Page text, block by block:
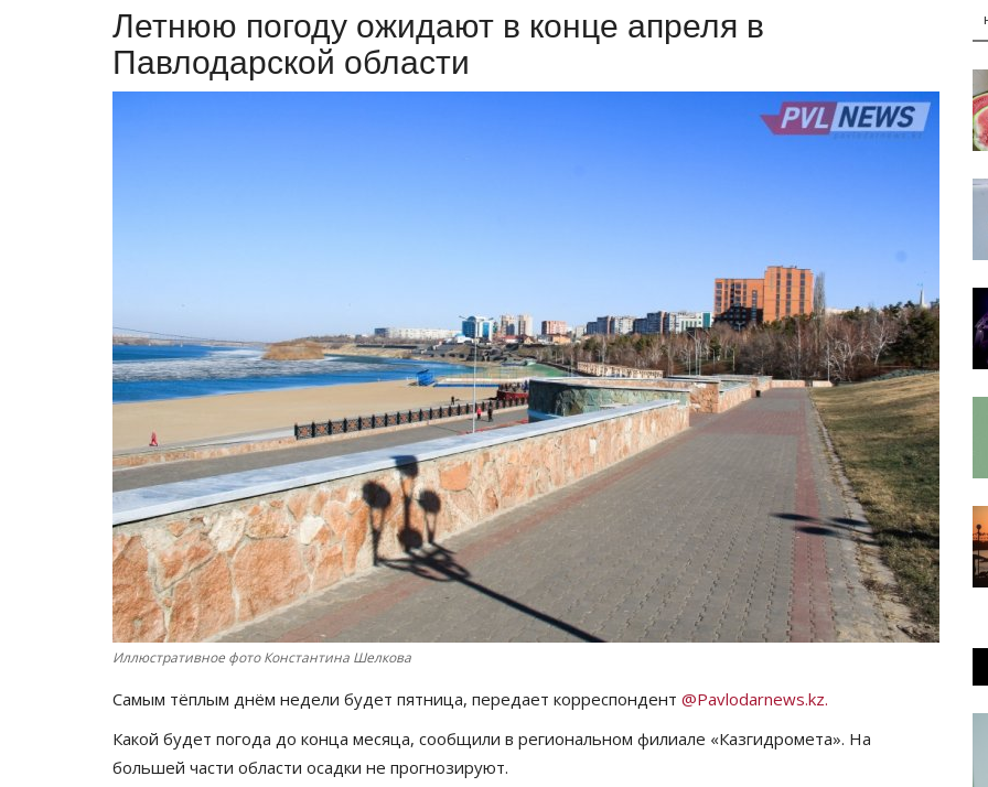
Летнюю погоду ожидают в конце апреля в
Павлодарской области
Иллюстративное фото Константина Шелкова
Самым тёплым днём недели будет пятница, передает корреспондент @Pavlodarnews.kz.
Какой будет погода до конца месяца, сообщили в региональном филиале «Казгидромета». На
большей части области осадки не прогнозируют.